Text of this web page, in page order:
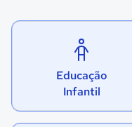
Educação
Infantil